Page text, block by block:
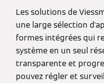
Les solutions de
une large sélection
formes intégrées qui
système en un seul
transparente et
pouvez régler et